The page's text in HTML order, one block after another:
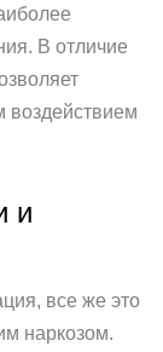
В отличие
воздействием
и
все же это
наркозом.